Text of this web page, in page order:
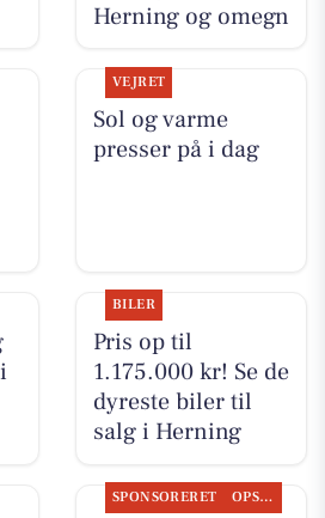
Herning og omegn
VEJRET
Sol og varme
presser på i dag
BILER
Pris op til
1.175.000 kr! Se de
dyreste biler til
salg i Herning
SPONSORERET OPSLAGSTAVLEN